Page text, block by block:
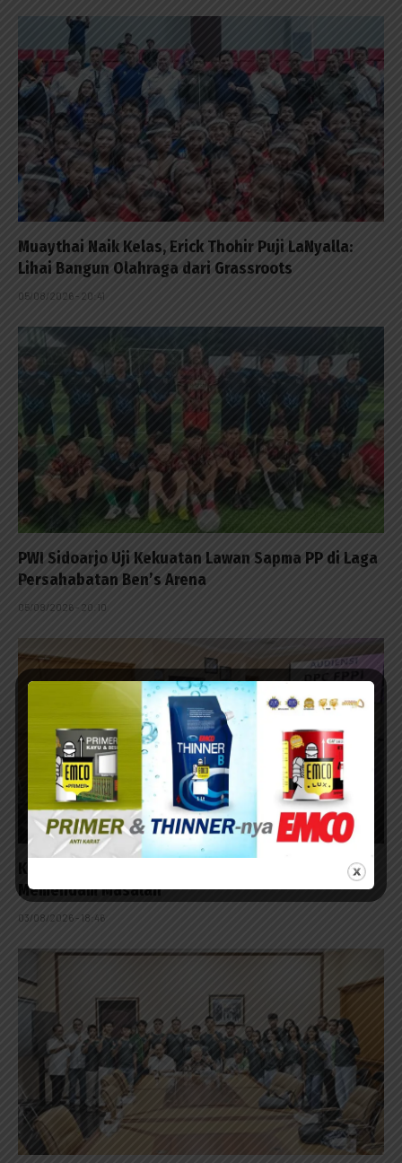
Muaythai Naik Kelas, Erick Thohir Puji LaNyalla:
Lihai Bangun Olahraga dari Grassroots
05/08/2026 - 20:41
PWI Sidoarjo Uji Kekuatan Lawan Sapma PP di Laga
Persahabatan Ben’s Arena
05/08/2026 - 20:10
KONI Jatim Kampanyekan Atlet Laki-Laki Tak Lagi
Memendam Masalah
03/08/2026 - 18:46